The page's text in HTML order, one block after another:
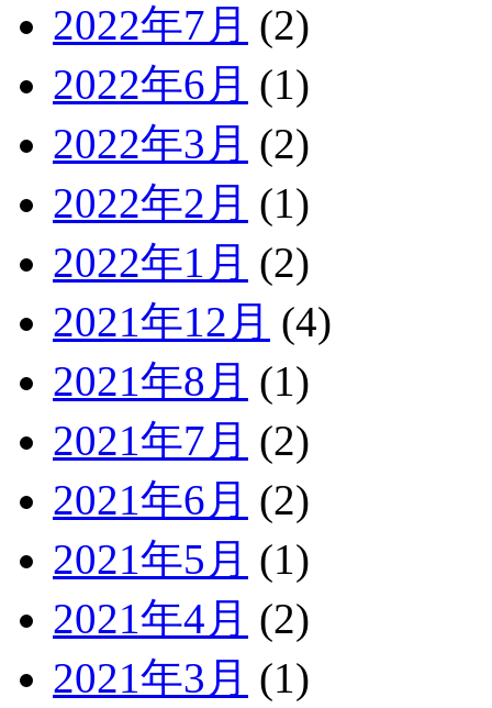
2022年7月 (2)
2022年6月 (1)
2022年3月 (2)
2022年2月 (1)
2022年1月 (2)
2021年12月 (4)
2021年8月 (1)
2021年7月 (2)
2021年6月 (2)
2021年5月 (1)
2021年4月 (2)
2021年3月 (1)